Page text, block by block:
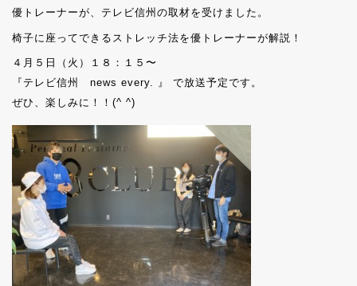
優トレーナーが、テレビ信州の取材を受けました。
椅子に座ってできるストレッチ法を優トレーナーが解説！
４月５日（火）１８：１５〜
『テレビ信州 news every. 』 で放送予定です。
ぜひ、楽しみに！！(^ ^)